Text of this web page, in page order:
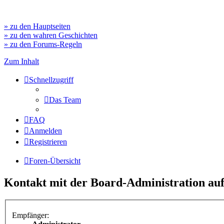
» zu den Hauptseiten
» zu den wahren Geschichten
» zu den Forums-Regeln
Zum Inhalt
Schnellzugriff
Das Team
FAQ
Anmelden
Registrieren
Foren-Übersicht
Kontakt mit der Board-Administration
Empfänger: